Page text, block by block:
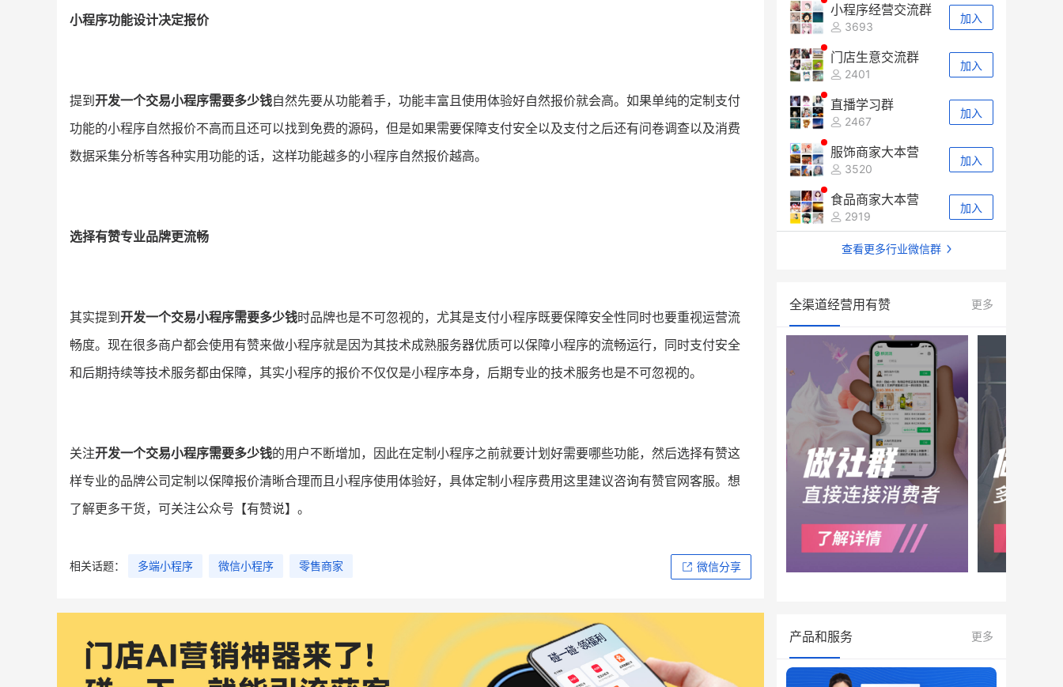
小程序功能设计决定报价
提到 开发一个交易小程序需要多少钱自然先要从功能着手，功能丰富且使用体验好自然报价就会高。如果单纯的定制支付
功能的小程序自然报价不高而且还可以找到免费的源码，但是如果需要保障支付安全以及支付之后还有问卷调查以及消费
数据采集分析等各种实用功能的话，这样功能越多的小程序自然报价越高。
选择有赞专业品牌更流畅
其实提到 开发一个交易小程序需要多少钱时品牌也是不可忽视的，尤其是支付小程序既要保障安全性同时也要重视运营流
畅度。现在很多商户都会使用有赞来做小程序就是因为其技术成熟服务器优质可以保障小程序的流畅运行，同时支付安全
和后期持续等技术服务都由保障，其实小程序的报价不仅仅是小程序本身，后期专业的技术服务也是不可忽视的。
关注开发一个交易小程序需要多少钱的用户不断增加，因此在定制小程序之前就要计划好需要哪些功能，然后选择有赞这
样专业的品牌公司定制以保障报价清晰合理而且小程序使用体验好，具体定制小程序费用这里建议咨询有赞官网客服。想
了解更多干货，可关注公众号【有赞说】。
相关话题： 多端小程序 微信小程序 零售商家 微信分享
小程序经营交流群
3693
加入
门店生意交流群
2401
加入
直播学习群
2467
加入
服饰商家大本营
3520
加入
食品商家大本营
2919
加入
查看更多行业微信群
全渠道经营用有赞 更多
产品和服务 更多